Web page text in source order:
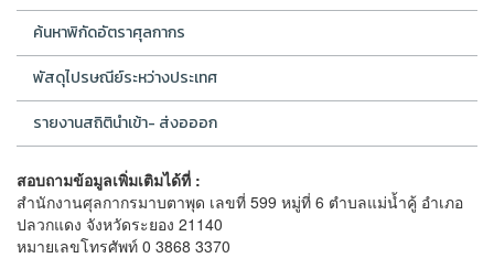
ค้นหาพิกัดอัตราศุลกากร
พัสดุไปรษณีย์ระหว่างประเทศ
รายงานสถิตินำเข้า- ส่งอออก
สอบถามข้อมูลเพิ่มเติมได้ที่ :
สำนักงานศุลกากรมาบตาพุด เลขที่ 599 หมู่ที่ 6 ตำบลแม่น้ำคู้ อำเภอ
ปลวกแดง จังหวัดระยอง 21140
หมายเลขโทรศัพท์ 0 3868 3370